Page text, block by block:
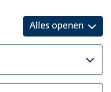
Alles openen